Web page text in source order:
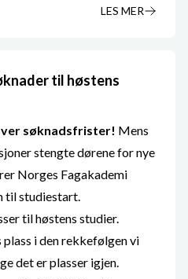
LES MER
til høstens
søknadsfrister! Mens
stengte dørene for nye
Norges Fagakademi
til studiestart.
til høstens studier.
i den rekkefølgen vi
det er plasser igjen.